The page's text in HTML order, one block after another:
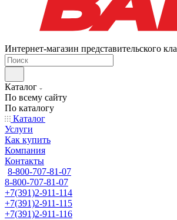
Интернет-магазин представительского
Каталог
По всему сайту
По каталогу
Каталог
Услуги
Как купить
Компания
Контакты
8-800-707-81-07
8-800-707-81-07
+7(391)2-911-114
+7(391)2-911-115
+7(391)2-911-116